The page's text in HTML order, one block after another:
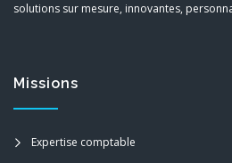
solutions sur mesure, innovantes,
Missions
Expertise comptable